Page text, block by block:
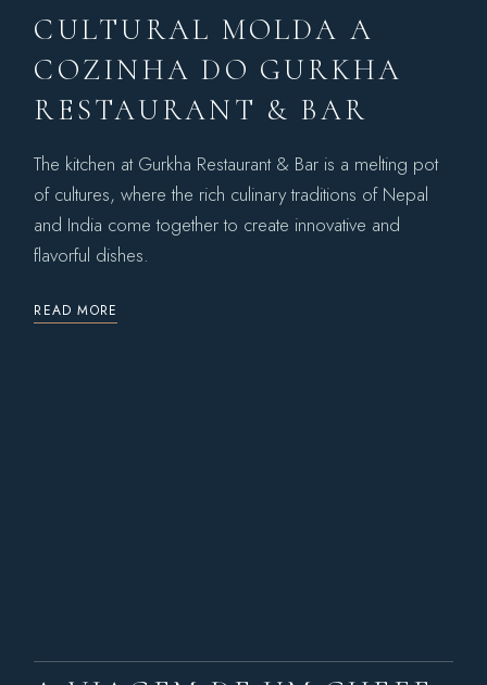
CULTURAL MOLDA A
COZINHA DO GURKHA
RESTAURANT & BAR
The kitchen at Gurkha Restaurant & Bar is a melting pot
of cultures, where the rich culinary traditions of Nepal
and India come together to create innovative and
flavorful dishes.
READ MORE